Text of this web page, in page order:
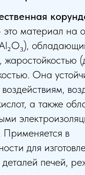
это материал на
жаростойкостью
. Она
а также
Применяется в
для
деталей печей,